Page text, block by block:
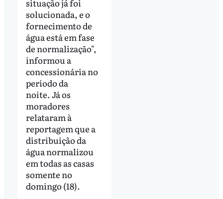
situação já foi
solucionada, e o
fornecimento de
água está em fase
de normalização",
informou a
concessionária no
período da
noite. Já os
moradores
relataram à
reportagem que a
distribuição da
água normalizou
em todas as casas
somente no
domingo (18).